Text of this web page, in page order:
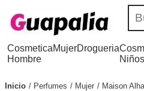
Cosmetica
Hombre
MujerDrogueria
Niños
Inicio Perfumes Mujer
Maison